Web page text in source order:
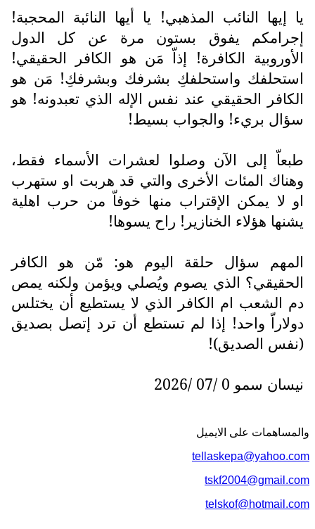
يا إيها النائب المذهبي! يا أيها النائبة المحجبة!
إجرامكم يفوق بستون مرة عن كل الدول
الأوروبية الكافرة! إذاّ مَن هو الكافر الحقيقي!
استحلفك واستحلفكِ بشرفك وبشرفكِ! مَن هو
الكافر الحقيقي عند نفس الإله الذي تعبدونه! هو
سؤال بريء! والجواب بسيط!
طبعاّ إلى الآن وصلوا لعشرات الأسماء فقط،
وهناك المئات الأخرى والتي قد هربت او ستهرب
او لا يمكن الإقتراب منها خوفاّ من حرب اهلية
يشنها هؤلاء الخنازير! راح يسوها!
المهم سؤال حلقة اليوم هو: مّن هو الكافر
الحقيقي؟ الذي يصوم ويُصلي ويؤمن ولكنه يمص
دم الشعب ام الكافر الذي لا يستطيع أن يختلس
دولاراّ واحد! إذا لم تستطع أن ترد إتصل بصديق
(نفس الصديق)!
نيسان سمو 0 /07 /2026
والمساهمات علی الایمیل
tellaskepa@yahoo.com
tskf2004@gmail.com
telskof@hotmail.com